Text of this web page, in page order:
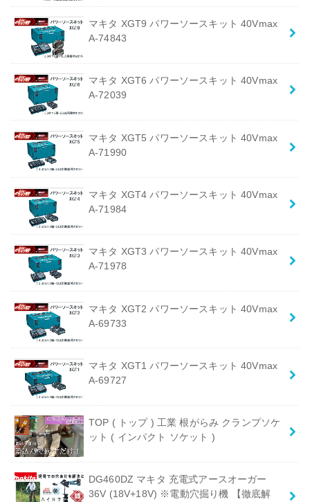
マキタ XGT9 パワーソースキット 40Vmax
A-74843
マキタ XGT6 パワーソースキット 40Vmax
A-72039
マキタ XGT5 パワーソースキット 40Vmax
A-71990
マキタ XGT4 パワーソースキット 40Vmax
A-71984
マキタ XGT3 パワーソースキット 40Vmax
A-71978
マキタ XGT2 パワーソースキット 40Vmax
A-69733
マキタ XGT1 パワーソースキット 40Vmax
A-69727
TOP ( トップ ) 工業 根がらみ クランプソケ
ット ( インパクト ソケット )
DG460DZ マキタ 充電式アースオーガー
36V (18V+18V) ※電動穴掘り機 【徹底解